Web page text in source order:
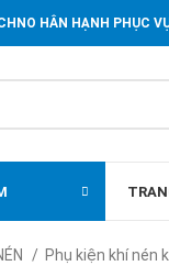
HÂN HẠNH PHỤC
Phụ kiện khí nén